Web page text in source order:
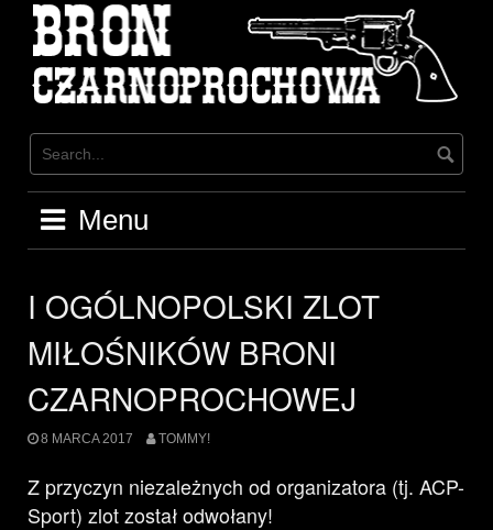
content
Menu
I OGÓLNOPOLSKI ZLOT
MIŁOŚNIKÓW BRONI
CZARNOPROCHOWEJ
8 MARCA 2017 TOMMY!
Z przyczyn niezależnych od organizatora (tj. ACP-
Sport) zlot został odwołany!